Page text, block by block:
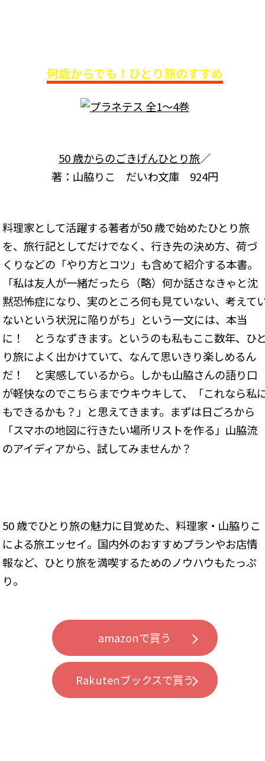
何歳からでも！ひとり旅のすすめ
50 歳からのごきげんひとり旅／
著：山脇りこ だいわ文庫 924円
料理家として活躍する著者が50 歳で始めたひとり旅
を、旅行記としてだけでなく、行き先の決め方、荷づ
くりなどの「やり方とコツ」も含めて紹介する本書。
「私は友人が一緒だったら（略）何か話さなきゃと沈
黙恐怖症になり、実のところ何も見ていない、考えて
ないという状況に陥りがち」という一文には、本当
に！ とうなずきます。というのも私もここ数年、ひ
り旅によく出かけていて、なんて思いきり楽しめるん
だ！ と実感しているから。しかも山脇さんの語り口
が軽快なのでこちらまでウキウキして、「これなら私
もできるかも？」と思えてきます。まずは日ごろから
「スマホの地図に行きたい場所リストを作る」山脇流
のアイディアから、試してみませんか？
50 歳でひとり旅の魅力に目覚めた、料理家・山脇りこ
による旅エッセイ。国内外のおすすめプランやお店情
報など、ひとり旅を満喫するためのノウハウもたっぷ
り。
amazonで買う
Rakutenブックスで買う